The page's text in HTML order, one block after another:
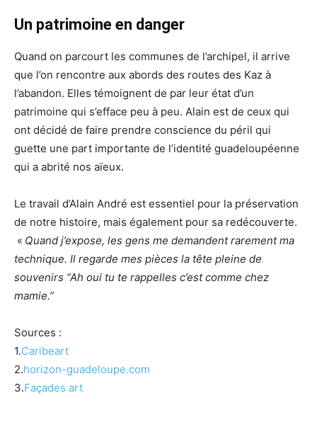
Un patrimoine en danger
Quand on parcourt les communes de l’archipel, il arrive
que l’on rencontre aux abords des routes des Kaz à
l’abandon. Elles témoignent de par leur état d’un
patrimoine qui s’efface peu à peu. Alain est de ceux qui
ont décidé de faire prendre conscience du péril qui
guette une part importante de l’identité guadeloupéenne
qui a abrité nos aïeux.
Le travail d’Alain André est essentiel pour la préservation
de notre histoire, mais également pour sa redécouverte.
« Quand j’expose, les gens me demandent rarement ma
technique. Il regarde mes pièces la tête pleine de
souvenirs “Ah oui tu te rappelles c’est comme chez
mamie.”
Sources :
1.Caribeart
2.horizon-guadeloupe.com
3.Façades art